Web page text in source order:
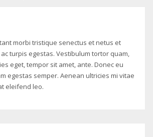
morbi tristique senectus et netus et
turpis egestas. Vestibulum tortor quam,
eget, tempor sit amet, ante. Donec eu
egestas semper. Aenean ultricies mi vitae
eleifend leo.